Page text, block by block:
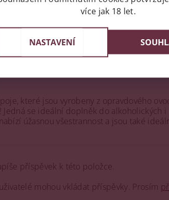
značkové nápoje s koněm a
které jsou vyrobeny z opravdového
se ideální doplněk do
úžasnou všestrannost a jsou také
příspěvek k této položce.
mohou vkládat příspěvky. Prosím
více jak 18 let.
NASTAVENÍ